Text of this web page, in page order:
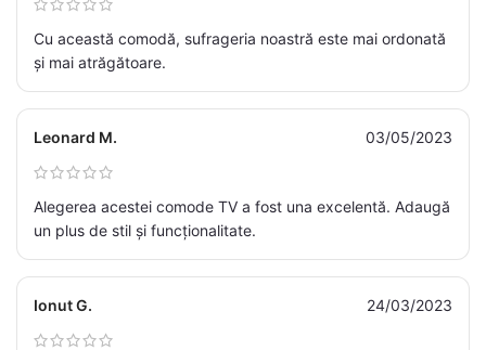
Cu această comodă, sufrageria noastră este mai ordonată
și mai atrăgătoare.
Leonard M. 03/05/2023
Alegerea acestei comode TV a fost una excelentă. Adaugă
un plus de stil și funcționalitate.
Ionut G. 24/03/2023